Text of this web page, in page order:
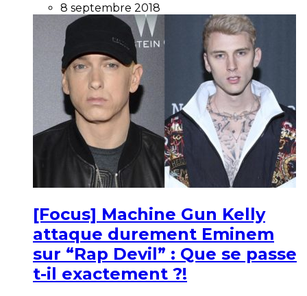
8 septembre 2018
[Focus] Machine Gun Kelly
attaque durement Eminem
sur “Rap Devil” : Que se passe
t-il exactement ?!